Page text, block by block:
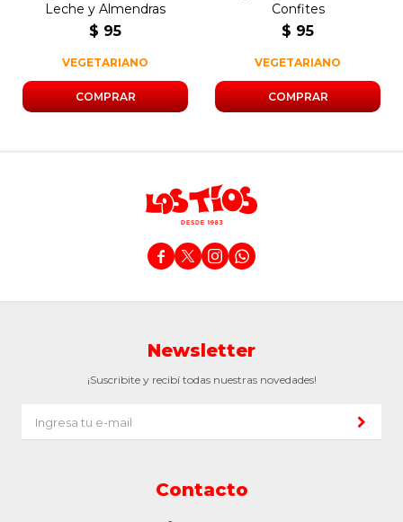
Leche y Almendras
$ 95
VEGETARIANO
Confites
$ 95
VEGETARIANO
   
Contacto
Newsletter
¡Suscribite y recibí todas nuestras novedades!